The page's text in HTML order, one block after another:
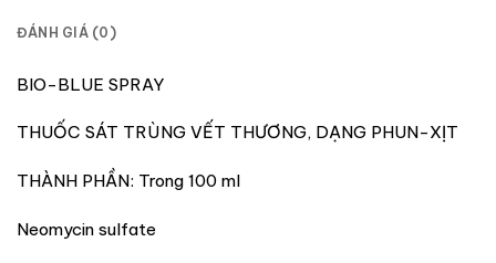
ĐÁNH GIÁ (0)
BIO-BLUE SPRAY
THUỐC SÁT TRÙNG VẾT THƯƠNG, DẠNG PHUN-XỊT
THÀNH PHẦN: Trong 100 ml
Neomycin sulfate